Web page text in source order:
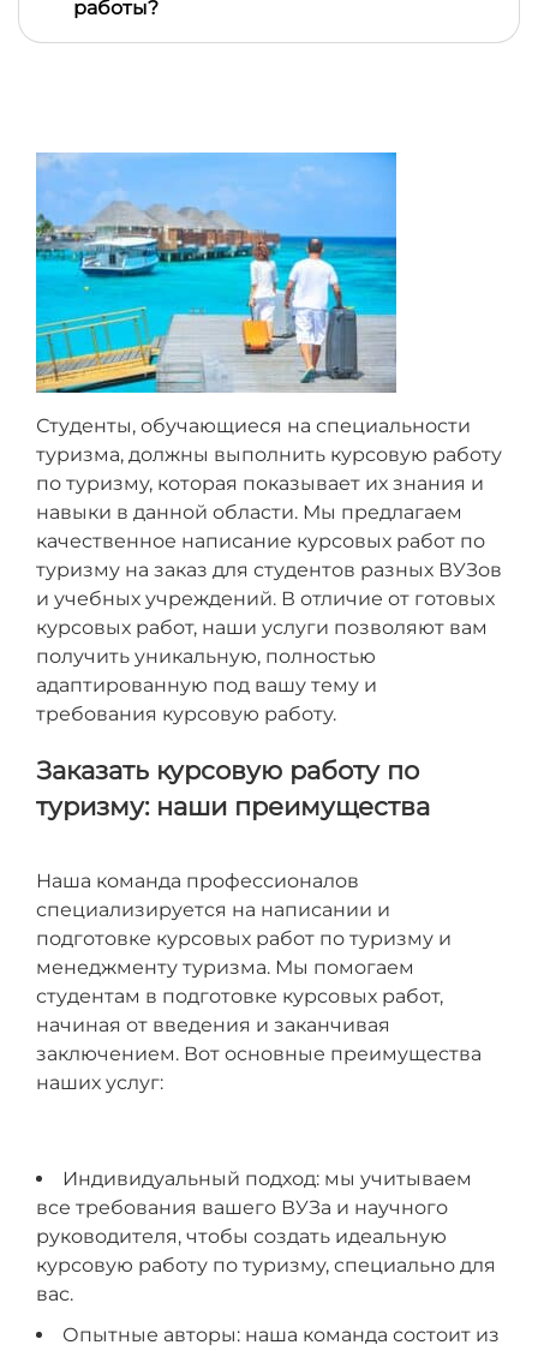
не изменилось
работы?
Студенты, обучающиеся на специальности
туризма, должны выполнить курсовую работу
по туризму, которая показывает их знания и
навыки в данной области. Мы предлагаем
качественное написание курсовых работ по
туризму на заказ для студентов разных ВУЗов
и учебных учреждений. В отличие от готовых
курсовых работ, наши услуги позволяют вам
получить уникальную, полностью
адаптированную под вашу тему и
требования курсовую работу.
Заказать курсовую работу по
туризму: наши преимущества
Наша команда профессионалов
специализируется на написании и
подготовке курсовых работ по туризму и
менеджменту туризма. Мы помогаем
студентам в подготовке курсовых работ,
начиная от введения и заканчивая
заключением. Вот основные преимущества
наших услуг:
Индивидуальный подход: мы учитываем
все требования вашего ВУЗа и научного
руководителя, чтобы создать идеальную
курсовую работу по туризму, специально для
вас.
Опытные авторы: наша команда состоит из